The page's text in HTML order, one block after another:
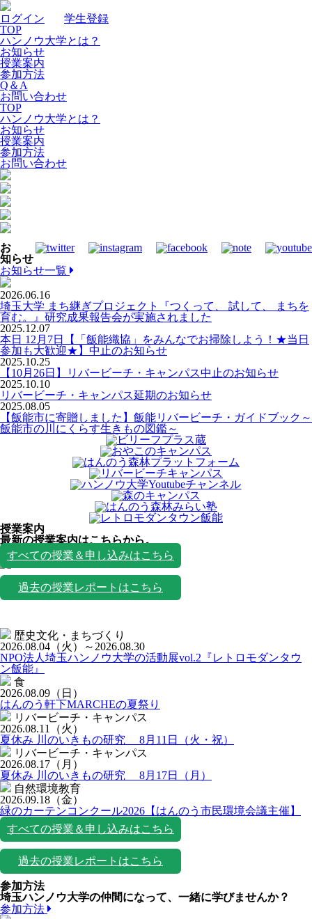
ログイン
学生登録
TOP
ハンノウ大学とは？
お知らせ
授業案内
参加方法
Q＆A
お問い合わせ
TOP
ハンノウ大学とは？
お知らせ
授業案内
参加方法
お問い合わせ
お
知らせ
お知らせ一覧
2026.06.16
埼玉大学 まち継ぎプロジェクト『つくって、 試して、 まちを
育む。』研究成果報告会が実施されました
2025.12.07
本日 12月7日【「飯能織協」をみんなでお掃除しよう！★当日
参加も大歓迎★】中止のお知らせ
2025.10.25
【10月26日】リバービーチ・キャンパス中止のお知らせ
2025.10.10
リバービーチ・キャンパス延期のお知らせ
2025.08.05
【飯能市に寄贈しました】飯能リバービーチ・ガイドブック～
飯能市の川にくらす生きもの図鑑～
授業案内
最新の授業案内はこちらから。
授業一覧
すべての授業＆申し込みはこちら
過去の授業レポートはこちら
歴史文化・まちづくり
2026.08.04 （火）
～2026.08.30
NPO法人埼玉ハンノウ大学の活動展vol.2『レトロモダンタウ
ン飯能』
食
2026.08.09 （日）
はんのう軒下MARCHEの夏祭り
リバービーチ・キャンパス
2026.08.11
（火）
夏休み 川のいきもの研究 8月11日（火・祝）
リバービーチ・キャンパス
2026.08.17 （月）
夏休み 川のいきもの研究 8月17日（月）
自然環境教育
2026.09.18 （金）
緑のカーテンコンクール2026【はんのう市民環境会議主催】
すべての授業＆申し込みはこちら
過去の授業レポートはこちら
参加方法
埼玉ハンノウ大学の仲間になって、一緒に学びませんか？
参加方法